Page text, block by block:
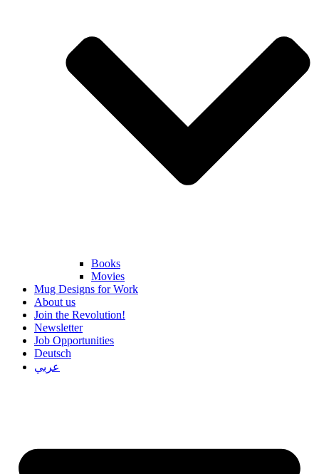
Books
Movies
Mug Designs for Work
About us
Join the Revolution!
Newsletter
Job Opportunities
Deutsch
عربي